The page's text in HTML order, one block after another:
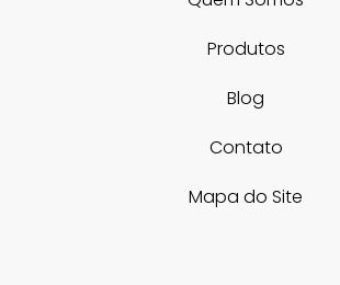
Produtos
Blog
Contato
Mapa do Site